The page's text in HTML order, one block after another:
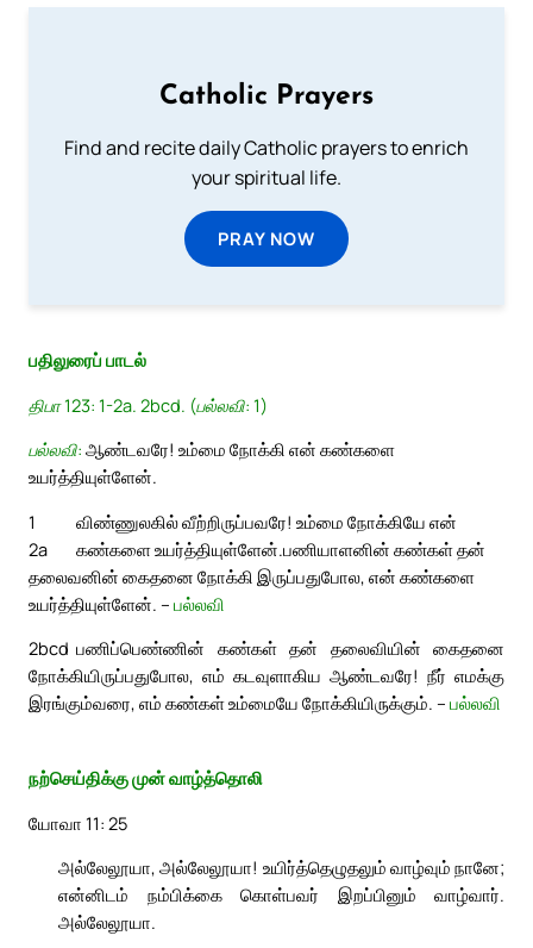
Catholic Prayers
Find and recite daily Catholic prayers to enrich
your spiritual life.
PRAY NOW
பதிலுரைப் பாடல்
திபா 123: 1-2a. 2bcd. (பல்லவி: 1)
பல்லவி: ஆண்டவரே! உம்மை நோக்கி என் கண்களை
உயர்த்தியுள்ளேன்.
1
விண்ணுலகில் வீற்றிருப்பவரே! உம்மை நோக்கியே என்
கண்களை உயர்த்தியுள்ளேன்.
2a
பணியாளனின் கண்கள் தன்
தலைவனின் கைதனை நோக்கி இருப்பதுபோல, என் கண்களை
உயர்த்தியுள்ளேன். – பல்லவி
2bcd பணிப்பெண்ணின் கண்கள் தன் தலைவியின் கைதனை
நோக்கியிருப்பதுபோல, எம் கடவுளாகிய ஆண்டவரே! நீர் எமக்கு
இரங்கும்வரை, எம் கண்கள் உம்மையே நோக்கியிருக்கும். – பல்லவி
நற்செய்திக்கு முன் வாழ்த்தொலி
யோவா 11: 25
அல்லேலூயா, அல்லேலூயா! உயிர்த்தெழுதலும் வாழ்வும் நானே;
என்னிடம் நம்பிக்கை கொள்பவர் இறப்பினும் வாழ்வார்.
அல்லேலூயா.